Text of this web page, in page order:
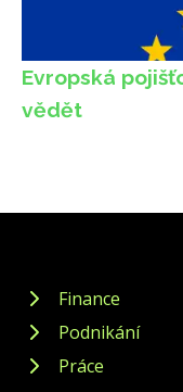
Evropská
vědět
Finance
Podnikání
Práce